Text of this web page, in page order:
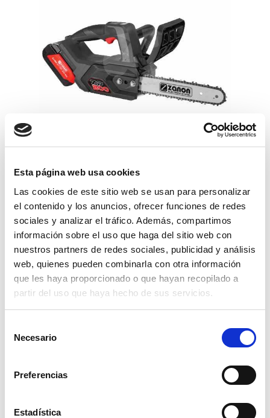
Esta página web usa cookies
Las cookies de este sitio web se usan para personalizar
el contenido y los anuncios, ofrecer funciones de redes
sociales y analizar el tráfico. Además, compartimos
información sobre el uso que haga del sitio web con
nuestros partners de redes sociales, publicidad y análisis
web, quienes pueden combinarla con otra información
que les haya proporcionado o que hayan recopilado a
partir del uso que haya hecho de sus servicios.
Necesario
Preferencias
Estadística
zanon
698,99€ comprar
novedad